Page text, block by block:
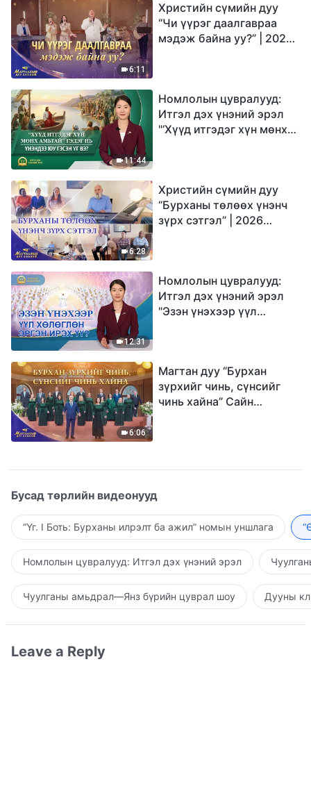
6:11
Христийн сүмийн дуу
“Чи үүрэг даалгавраа
мэдэж байна уу?” | 2026
11:44
Номлолын цувралууд:
Итгэл дэх үнэний эрэл
"‘Хүүд итгэдэг хүн мөнх
6:28
Христийн сүмийн дуу
“Бурханы төлөөх үнэнч
зүрх сэтгэл” | 2026
12:31
Номлолын цувралууд:
Итгэл дэх үнэний эрэл
"Эзэн үнэхээр үүл
6:06
Магтан дуу “Бурхан
зүрхийг чинь, сүнсийг
чинь хайна” Сайн
Бусад төрлийн видеонууд
“Үг. I Боть: Бурханы илрэлт ба ажил” номын уншлага
Номлолын цувралууд: Итгэл дэх үнэний эрэл
Чуулганы амьдрал—Янз бүрийн цуврал шоу Дууны
Leave a Reply